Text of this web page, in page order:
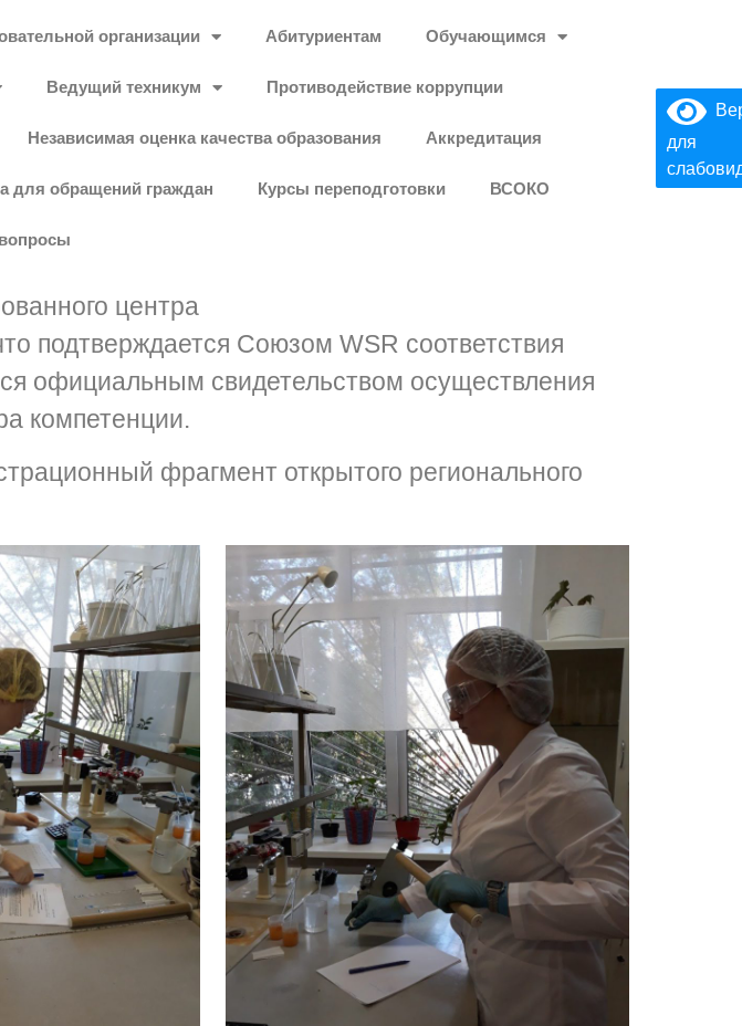
для
организации Абитуриентам Обучающимся
Ведущий техникум Противодействие коррупции
Независимая оценка качества образования Аккредитация
для обращений граждан Курсы переподготовки ВСОКО
центра
подтверждается Союзом WSR соответствия
официальным свидетельством осуществления
компетенции.
фрагмент открытого регионального